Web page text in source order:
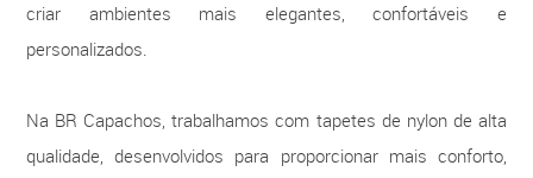
criar ambientes mais elegantes, confortáveis e
personalizados.
Na BR Capachos, trabalhamos com tapetes de nylon de alta
qualidade, desenvolvidos para proporcionar mais conforto,